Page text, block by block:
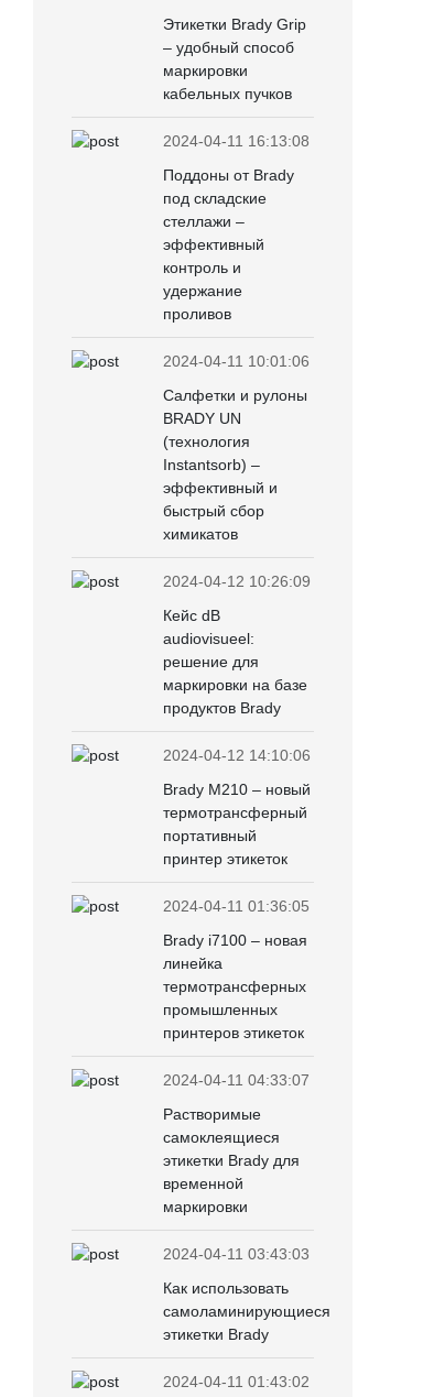
Этикетки Brady Grip
– удобный способ
маркировки
кабельных пучков
2024-04-11 16:13:08
Поддоны от Brady
под складские
стеллажи –
эффективный
контроль и
удержание
проливов
2024-04-11 10:01:06
Салфетки и рулоны
BRADY UN
(технология
Instantsorb) –
эффективный и
быстрый сбор
химикатов
2024-04-12 10:26:09
Кейс dB
audiovisueel:
решение для
маркировки на базе
продуктов Brady
2024-04-12 14:10:06
Brady М210 – новый
термотрансферный
портативный
принтер этикеток
2024-04-11 01:36:05
Brady i7100 – новая
линейка
термотрансферных
промышленных
принтеров этикеток
2024-04-11 04:33:07
Растворимые
самоклеящиеся
этикетки Brady для
временной
маркировки
2024-04-11 03:43:03
Как использовать
самоламинирующиеся
этикетки Brady
2024-04-11 01:43:02